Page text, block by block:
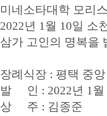
미네소타대학 모리
2022년 1월 10일 소
삼가 고인의 명복을
장례식장 : 평택 중
발 인 : 2022년 1월
상 주 : 김종준